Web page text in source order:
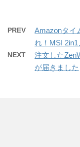
PREV
Amazonタイ
れ！MSI
NEXT
注文した
が届きました